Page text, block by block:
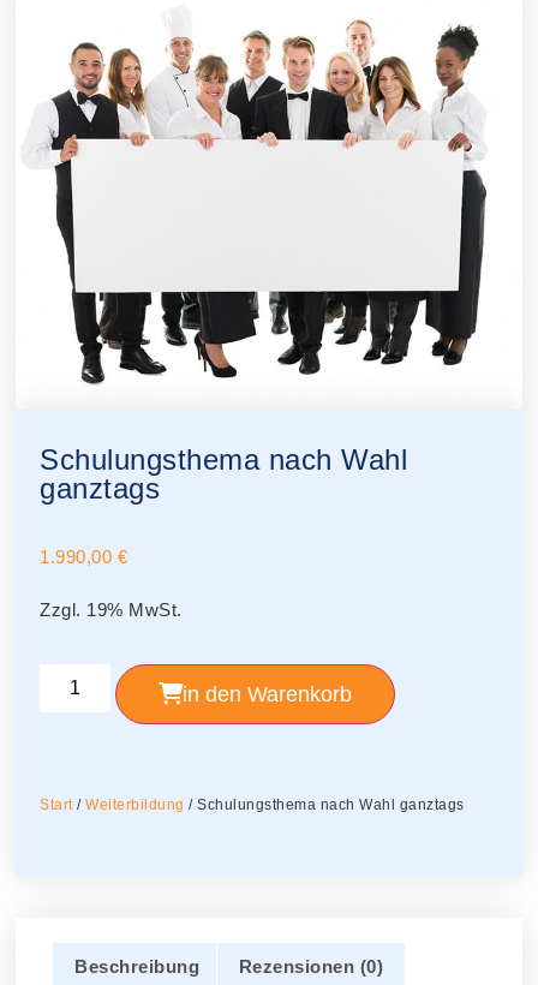
Schulungsthema nach Wahl
ganztags
1.990,00 €
Zzgl. 19% MwSt.
in den Warenkorb
Start/Weiterbildung / Schulungsthema nach Wahl ganztags
Beschreibung Rezensionen (0)